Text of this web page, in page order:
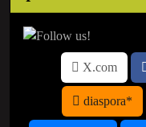
X.com
diaspora*